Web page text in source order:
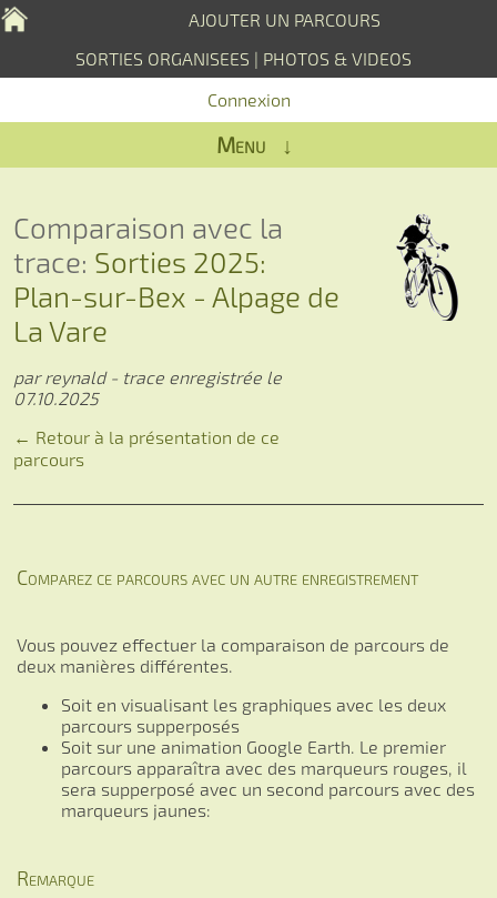
AJOUTER UN PARCOURS
SORTIES ORGANISEES | PHOTOS & VIDEOS
Connexion
Menu ↓
Comparaison avec la
trace: Sorties 2025:
Plan-sur-Bex - Alpage de
La Vare
par reynald - trace enregistrée le
07.10.2025
← Retour à la présentation de ce
parcours
Comparez ce parcours avec un autre enregistrement
Vous pouvez effectuer la comparaison de parcours de
deux manières différentes.
Soit en visualisant les graphiques avec les deux
parcours supperposés
Soit sur une animation Google Earth. Le premier
parcours apparaîtra avec des marqueurs rouges, il
sera supperposé avec un second parcours avec des
marqueurs jaunes:
Remarque